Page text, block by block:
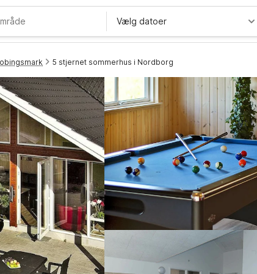
Vælg datoer
5 stjernet sommerhus i Nordborg